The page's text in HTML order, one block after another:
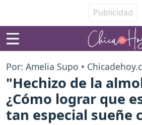
Por: Amelia Supo •
"Hechizo de la
¿Cómo lograr que
tan especial sueñe